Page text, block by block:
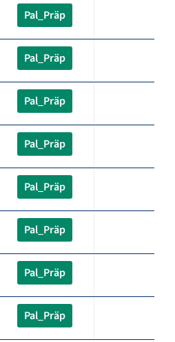
Pal_Präp
Pal_Präp
Pal_Präp
Pal_Präp
Pal_Präp
Pal_Präp
Pal_Präp
Pal_Präp